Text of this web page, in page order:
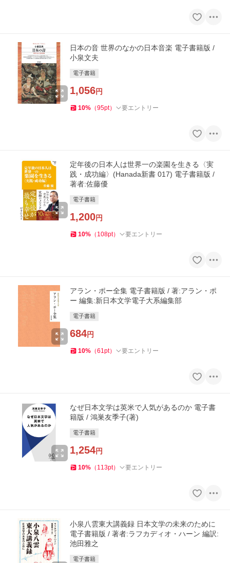
日本の音 世界のなかの日本音楽 電子書籍版 /
小泉文夫
電子書籍
1,056円
10% （95pt） 要エントリー
定年後の日本人は世界一の楽園を生きる〈実
践・成功編〉(Hanada新書 017) 電子書籍版 /
著者:佐藤優
電子書籍
1,200円
10% （ 108pt） 要エントリー
アラン・ポー全集 電子書籍版 / 著:アラン・ポ
ー 編集:新日本文学電子大系編集部
電子書籍
684円
10% （61pt） 要エントリー
なぜ日本文学は英米で人気があるのか 電子書
籍版 / 鴻巣友季子(著)
電子書籍
1,254円
10% （ 113pt） 要エントリー
小泉八雲東大講義録 日本文学の未来のために
電子書籍版 / 著者:ラフカディオ・ハーン 編訳:
池田雅之
電子書籍